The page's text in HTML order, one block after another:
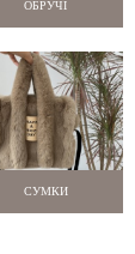
ОБРУЧІ
СУМКИ